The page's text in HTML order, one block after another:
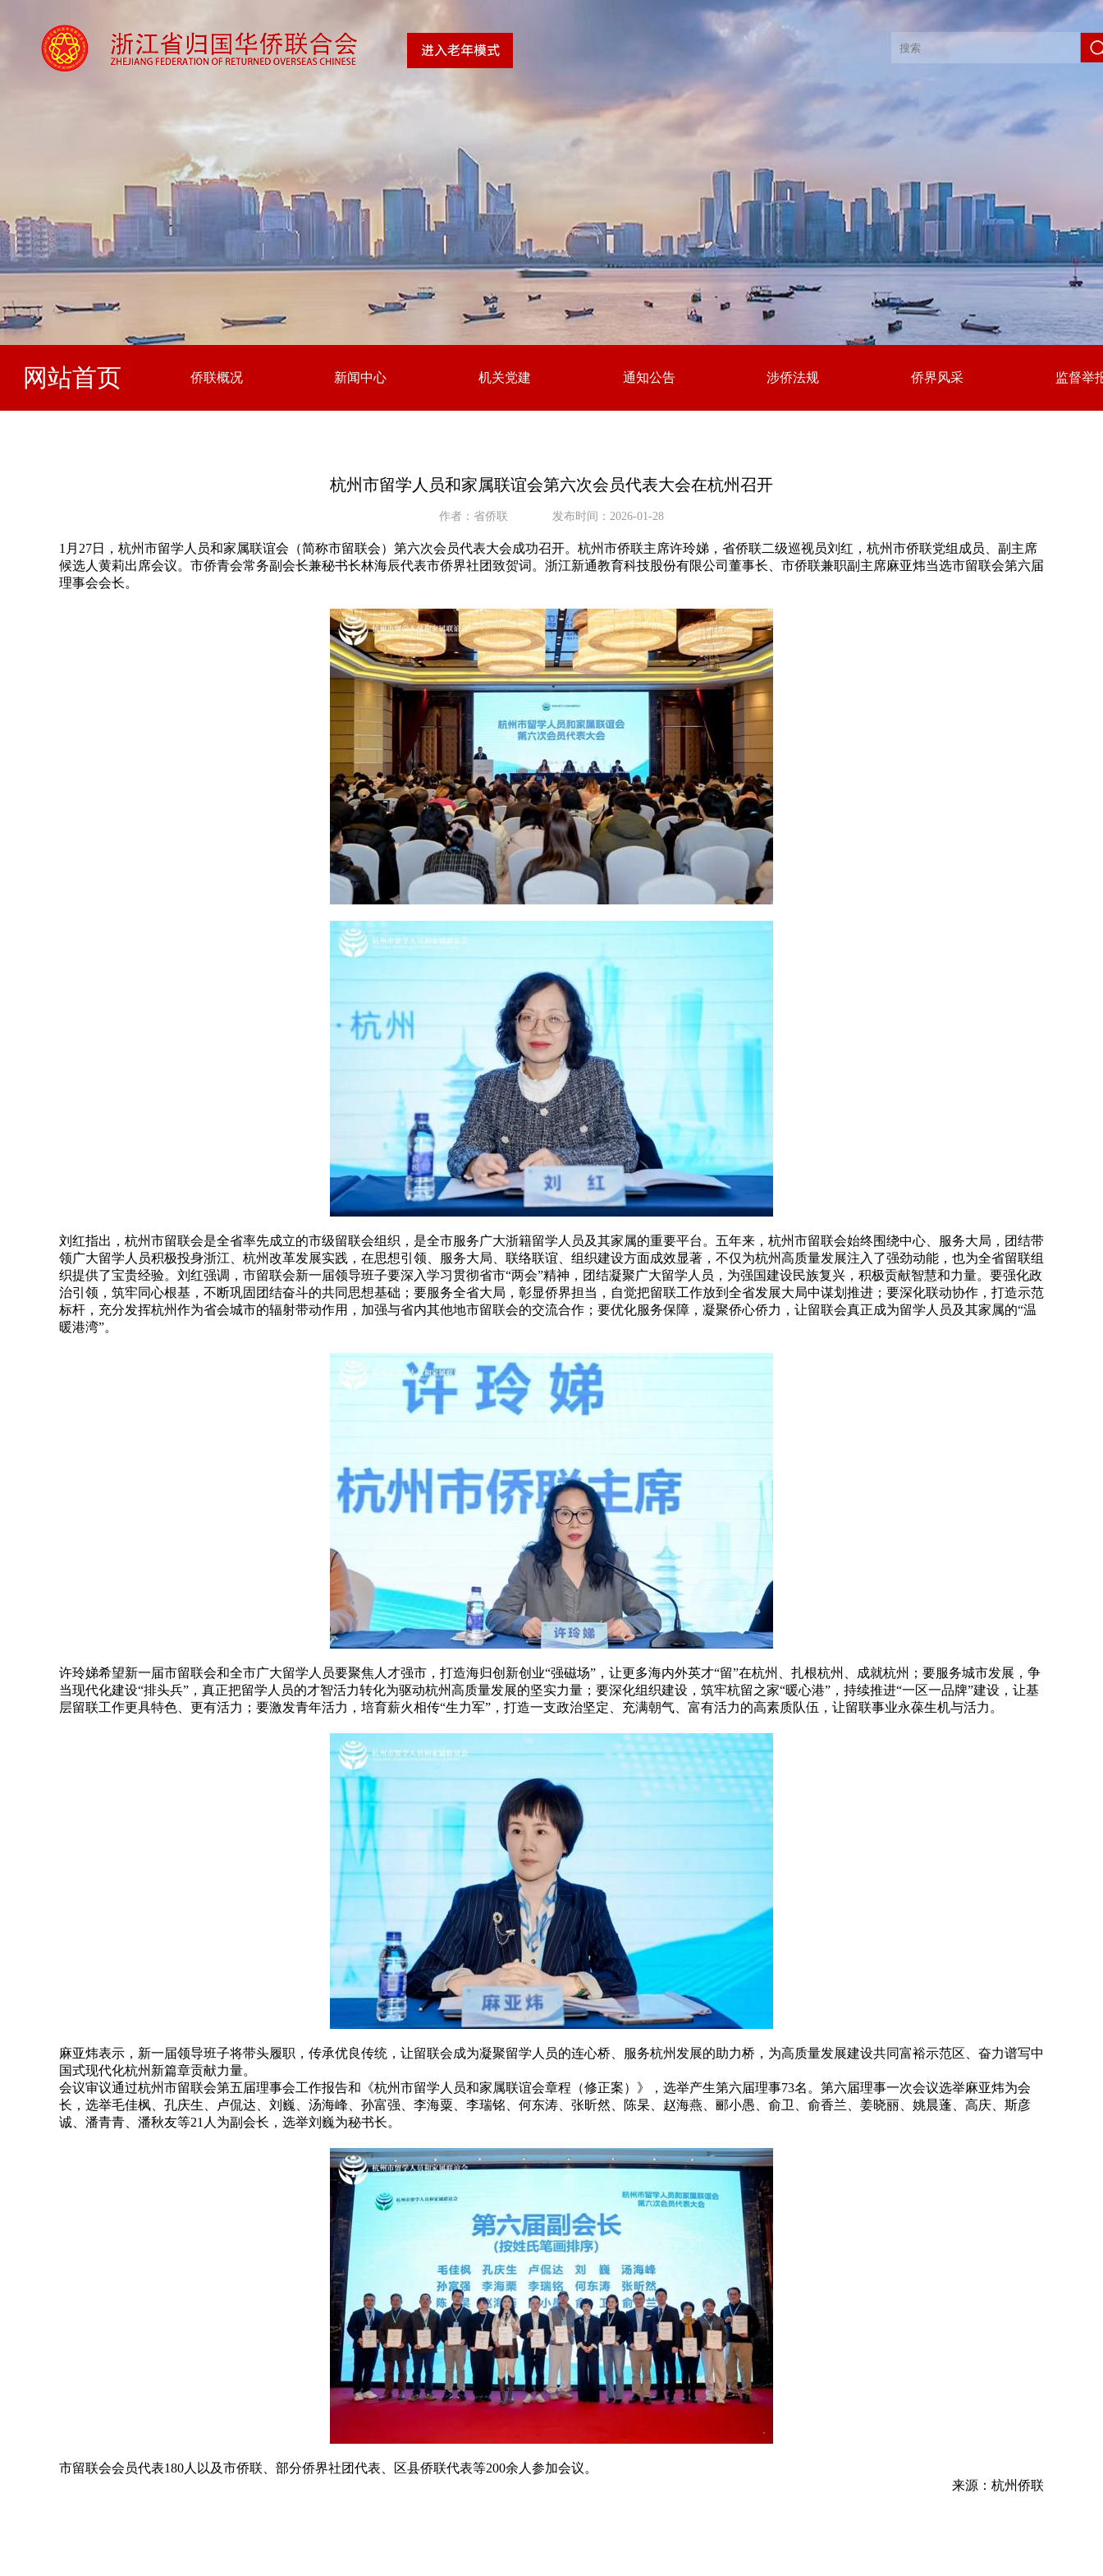
网站首页 侨联概况 新闻中心 机关党建 通知公告 涉侨法规 侨界风采 监督举
杭州市留学人员和家属联谊会第六次会员代表大会在杭州召开
作者：省侨联 发布时间：2026-01-28
1月27日，杭州市留学人员和家属联谊会（简称市留联会）第六次会员代表大会成功召开。杭州市侨联主席许玲娣，省侨联二级巡视员刘红，杭州市侨联党组成员、副主席
候选人黄莉出席会议。市侨青会常务副会长兼秘书长林海辰代表市侨界社团致贺词。浙江新通教育科技股份有限公司董事长、市侨联兼职副主席麻亚炜当选市留联会第六届
理事会会长。
刘红指出，杭州市留联会是全省率先成立的市级留联会组织，是全市服务广大浙籍留学人员及其家属的重要平台。五年来，杭州市留联会始终围绕中心、服务大局，团结带
领广大留学人员积极投身浙江、杭州改革发展实践，在思想引领、服务大局、联络联谊、组织建设方面成效显著，不仅为杭州高质量发展注入了强劲动能，也为全省留联组
织提供了宝贵经验。刘红强调，市留联会新一届领导班子要深入学习贯彻省市“两会”精神，团结凝聚广大留学人员，为强国建设民族复兴，积极贡献智慧和力量。要强化政
治引领，筑牢同心根基，不断巩固团结奋斗的共同思想基础；要服务全省大局，彰显侨界担当，自觉把留联工作放到全省发展大局中谋划推进；要深化联动协作，打造示范
标杆，充分发挥杭州作为省会城市的辐射带动作用，加强与省内其他地市留联会的交流合作；要优化服务保障，凝聚侨心侨力，让留联会真正成为留学人员及其家属的“温
暖港湾”。
许玲娣希望新一届市留联会和全市广大留学人员要聚焦人才强市，打造海归创新创业“强磁场”，让更多海内外英才“留”在杭州、扎根杭州、成就杭州；要服务城市发展，争
当现代化建设“排头兵”，真正把留学人员的才智活力转化为驱动杭州高质量发展的坚实力量；要深化组织建设，筑牢杭留之家“暖心港”，持续推进“一区一品牌”建设，让基
层留联工作更具特色、更有活力；要激发青年活力，培育薪火相传“生力军”，打造一支政治坚定、充满朝气、富有活力的高素质队伍，让留联事业永葆生机与活力。
麻亚炜表示，新一届领导班子将带头履职，传承优良传统，让留联会成为凝聚留学人员的连心桥、服务杭州发展的助力桥，为高质量发展建设共同富裕示范区、奋力谱写中
国式现代化杭州新篇章贡献力量。
会议审议通过杭州市留联会第五届理事会工作报告和《杭州市留学人员和家属联谊会章程（修正案）》，选举产生第六届理事73名。第六届理事一次会议选举麻亚炜为会
长，选举毛佳枫、孔庆生、卢侃达、刘巍、汤海峰、孙富强、李海粟、李瑞铭、何东涛、张昕然、陈杲、赵海燕、郦小愚、俞卫、俞香兰、姜晓丽、姚晨蓬、高庆、斯彦
诚、潘青青、潘秋友等21人为副会长，选举刘巍为秘书长。
市留联会会员代表180人以及市侨联、部分侨界社团代表、区县侨联代表等200余人参加会议。
来源：杭州侨联